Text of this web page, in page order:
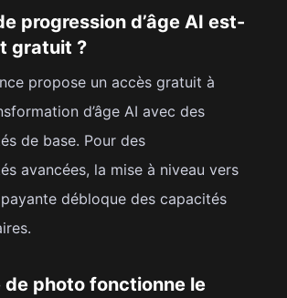
progression d’âge AI est-
gratuit ?
propose un accès gratuit à
d’âge AI avec des
de base. Pour des
avancées, la mise à niveau vers
débloque des capacités
de photo fonctionne le